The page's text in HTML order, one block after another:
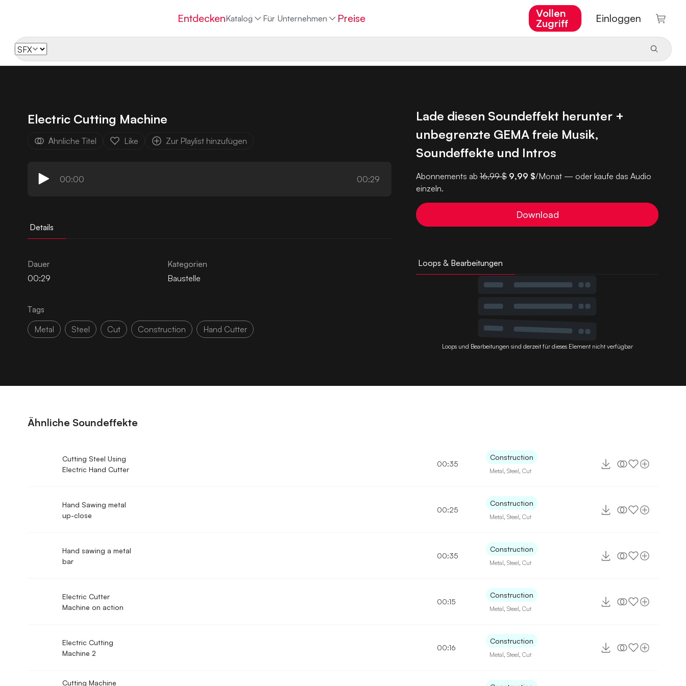
EntdeckenKatalog Für Unternehmen Preise
Vollen
Zugriff
Einloggen
Electric Cutting Machine
Ähnliche Titel Like Zur Playlist hinzufügen
00:00 00:29
Details
Dauer
00:29
Kategorien
Baustelle
Tags
Metal
Steel Cut Construction Hand Cutter
Lade diesen Soundeffekt herunter +
unbegrenzte GEMA freie Musik,
Soundeffekte und Intros
Abonnements ab16,99 $ 9,99 $/Monat — oder kaufe das Audio
einzeln.
Download
Loops & Bearbeitungen
Loops und Bearbeitungen sind derzeit für dieses Element nicht verfügbar
Ähnliche Soundeffekte
Cutting Steel Using
Electric Hand Cutter
00:35
Construction
Metal ,Steel ,Cut
Hand Sawing metal
up-close
00:25
Construction
Metal ,Steel ,Cut
Hand sawing a metal
bar
00:35
Construction
Metal ,Steel ,Cut
Electric Cutter
Machine on action
00:15
Construction
Metal ,Steel ,Cut
Electric Cutting
Machine 2
00:16
Construction
Metal ,Steel ,Cut
Cutting Machine